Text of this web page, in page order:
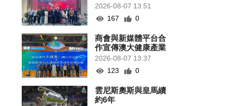
2026-08-07 13:51
167
0
商會與新媒體平台合
作宣傳澳大健康產業
2026-08-07 13:37
123
0
雲尼斯奧斯與皇馬續
約6年